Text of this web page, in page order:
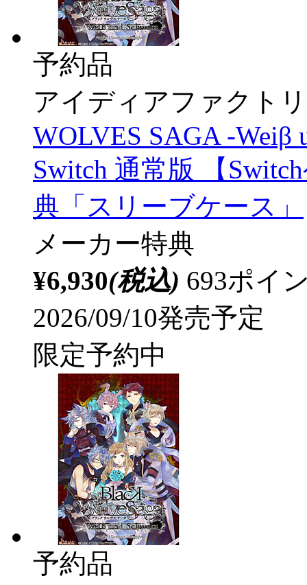
予約品
アイディアファクト
WOLVES SAGA -Weiβ
Switch 通常版 【
典「スリーブケース」
メーカー特典
¥6,930(税込) 693ポイ
2026/09/10発売予定
限定予約中
予約品